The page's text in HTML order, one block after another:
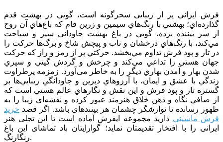
فرش ايراني پر از زيبایی سحرگونه است، گويي در بهشت قدم
گذارده‌اي؛ بهشتي با رنگ‌هاي سيمين و زرين فام كه باغ‌هاي آن روح
از سر بيننده برده، ‌گويي در باغ بهشت جاوداني سير و سياحت
مي‌كند، با رنگ‌هاي درخشان و ناب و پیچش شاخ و برگ‌ها حركت را
در تار و پود فرش تداوم مي‌بخشد. حركتي پر از رمز و راز كه حركت
جهان هستي را تداعي مي‌كند و چرخش و گردش گيتي و سپري
شدن بهار و آمدن بهاري ديگر را به خاطر می‌آورد. زمزمه پرطراوت
زندگي با عشق و ايمان، با آرزوهاي ديرين و جاودانگي زيبايي‌ها بر
گستره تار و پود فرش و اين نقش و نگارهاي عالم هستي است كه
از صافي نگاه و ذهن خلاق هنرمند عبور كرده و نقشه‌ای زیبا را به
ظهور رسانده تا نوازشگر چشمان هر بیننده­ای باشد. اگر قصد خرید
فرش ماشینی دارید مجموعه ایفرش آماده است تا این تجلی هنر
ایرانی را با افتخار تقدیمتان نماید؛ گوارایتان باد تماشای این باغ
رنگارنگ.